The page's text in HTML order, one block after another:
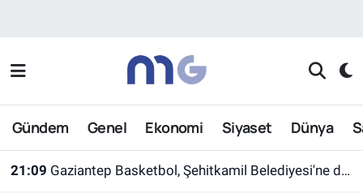
Gündem Genel Ekonomi Siyaset Dünya
21:09 Gaziantep Basketbol, Şehitkamil Belediyesi'ne devredildi
Nöbetçi Eczaneler
Hava Durumu